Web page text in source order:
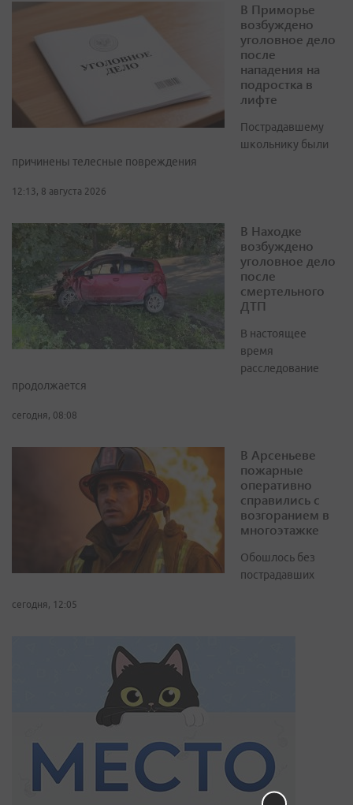
В Приморье
возбуждено
уголовное дело
после
нападения на
подростка в
лифте
Пострадавшему
школьнику были
причинены телесные повреждения
12:13, 8 августа 2026
В Находке
возбуждено
уголовное дело
после
смертельного
ДТП
В настоящее
время
расследование
продолжается
сегодня, 08:08
В Арсеньеве
пожарные
оперативно
справились с
возгоранием в
многоэтажке
Обошлось без
пострадавших
сегодня, 12:05